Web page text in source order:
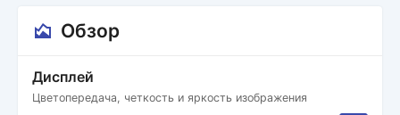
Обзор
Дисплей
Цветопередача, четкость и яркость изображения